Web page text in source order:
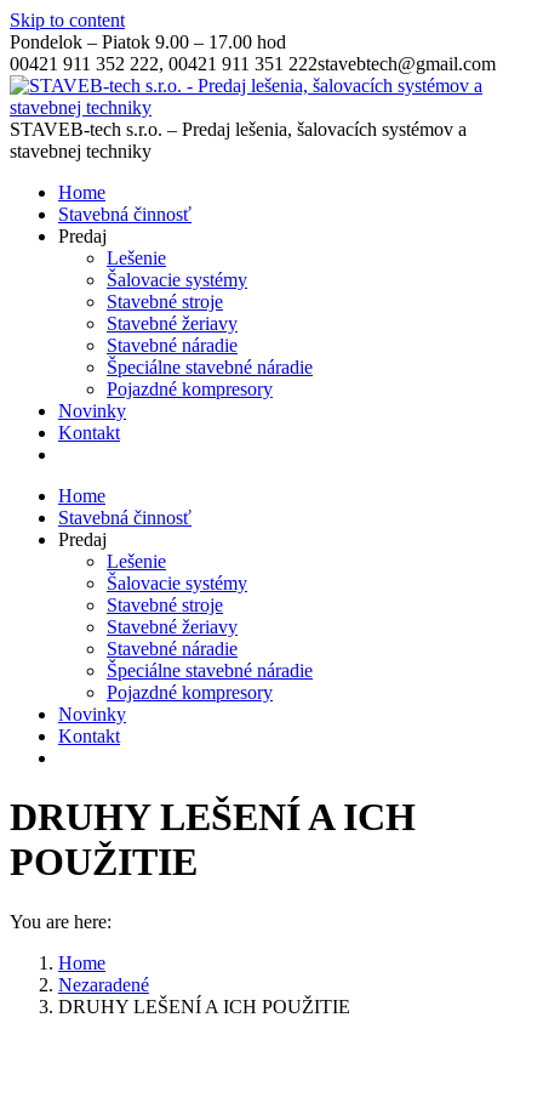
Skip to content
Pondelok – Piatok 9.00 – 17.00 hod
00421 911 352 222, 00421 911 351 222stavebtech@gmail.com
STAVEB-tech s.r.o. – Predaj lešenia, šalovacích systémov a
stavebnej techniky
Home
Stavebná činnosť
Predaj
Lešenie
Šalovacie systémy
Stavebné stroje
Stavebné žeriavy
Stavebné náradie
Špeciálne stavebné náradie
Pojazdné kompresory
Novinky
Kontakt
Home
Stavebná činnosť
Predaj
Lešenie
Šalovacie systémy
Stavebné stroje
Stavebné žeriavy
Stavebné náradie
Špeciálne stavebné náradie
Pojazdné kompresory
Novinky
Kontakt
DRUHY LEŠENÍ A ICH
POUŽITIE
You are here:
Home
Nezaradené
DRUHY LEŠENÍ A ICH POUŽITIE